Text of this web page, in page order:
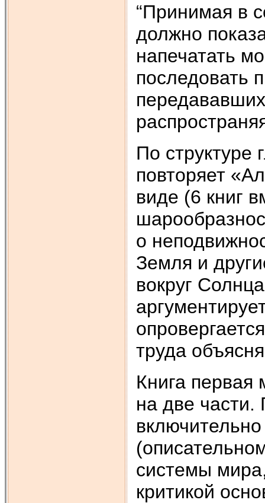
“Принимая в
должно
напечатать
последовать
По структуре
повторяет
виде (6 книг
о
Земля и
вокруг
труда
Книга
на две части.
системы
критикой